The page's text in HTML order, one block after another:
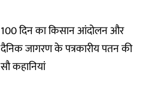
100 दिन का किसान आंदोलन और
दैनिक जागरण के पत्रकारीय पतन की
सौ कहानियां